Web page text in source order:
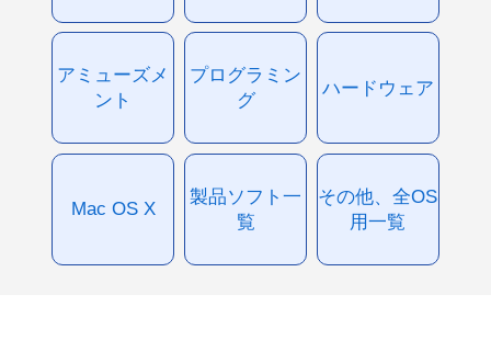
アミューズメ
ント
プログラミン
グ
ハードウェア
Mac OS X
製品ソフト一
覧
その他、全OS
用一覧